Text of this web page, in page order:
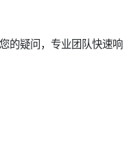
的疑问，专业团队快速响